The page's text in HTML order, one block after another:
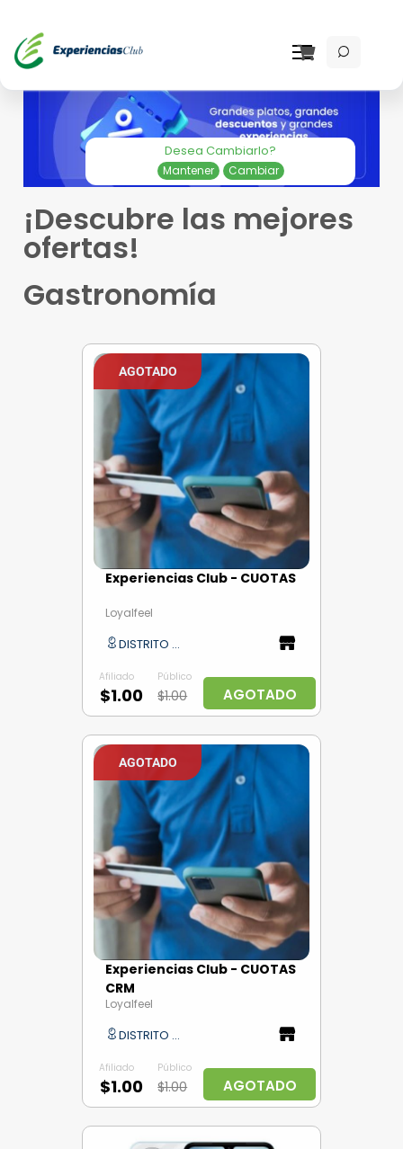
Desea Cambiarlo?
Mantener Cambiar
¡Descubre las mejores
ofertas!
Gastronomía
AGOTADO
Experiencias Club - CUOTAS
Loyalfeel
DISTRITO CAPITAL
Afiliado
$1.00
Público
$1.00 AGOTADO
AGOTADO
Experiencias Club - CUOTAS
CRM
Loyalfeel
DISTRITO CAPITAL
Afiliado
$1.00
Público
$1.00 AGOTADO